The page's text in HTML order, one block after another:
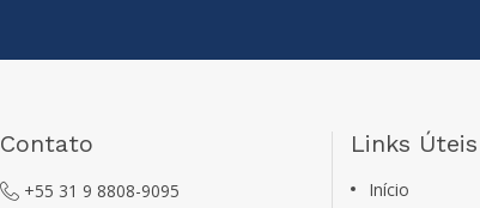
Contato
+55 31 9 8808-9095
Links Úteis
Início